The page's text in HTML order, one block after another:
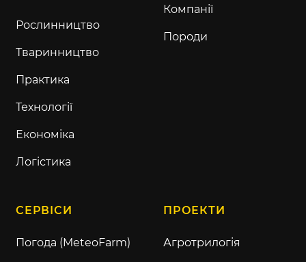
Рослинництво
Тваринництво
Практика
Технології
Економіка
Логістика
Компанії
Породи
СЕРВІСИ
Погода (MeteoFarm)
ПРОЕКТИ
Агротрилогія